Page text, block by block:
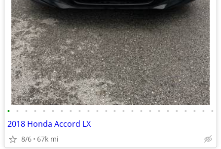
• • • • • • • • • • • • • • • • • • • • • • • •
2018 Honda Accord LX
8/6 67k mi